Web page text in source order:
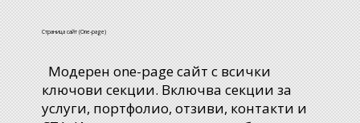
Страница сайт(One-page)
Модерен one-page сайт с всички
ключови секции. Включва секции за
услуги, портфолио, отзиви, контакти и